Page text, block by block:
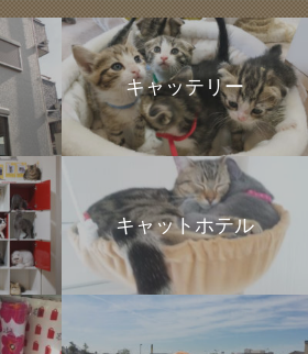
キャッテリー
キャットホテル